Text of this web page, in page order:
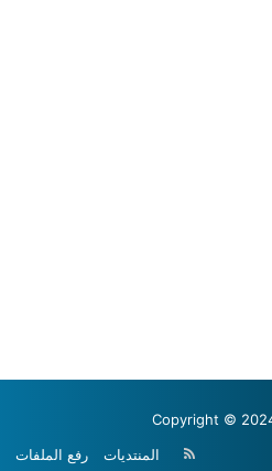
Copyright ©
المنتديات
رفع الملفات ملخص